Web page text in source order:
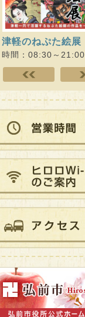
津軽のねぷた絵展
時間：08:30～21:00